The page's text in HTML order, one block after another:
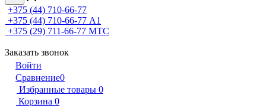
+375 (44) 710-66-77
+375 (44) 710-66-77 А1
+375 (29) 711-66-77 МТС
Заказать звонок
Войти
Сравнение0
Избранные товары 0
Корзина 0